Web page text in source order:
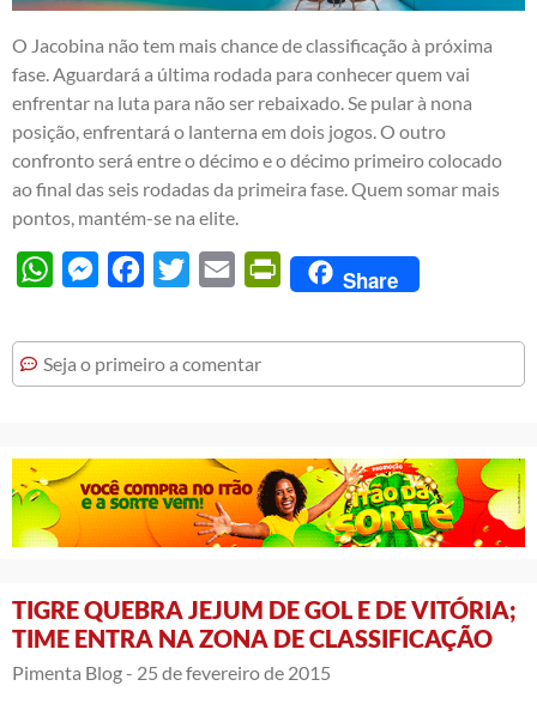
O Jacobina não tem mais chance de classificação à próxima
fase. Aguardará a última rodada para conhecer quem vai
enfrentar na luta para não ser rebaixado. Se pular à nona
posição, enfrentará o lanterna em dois jogos. O outro
confronto será entre o décimo e o décimo primeiro colocado
ao final das seis rodadas da primeira fase. Quem somar mais
pontos, mantém-se na elite.
WhatsAppMessengerFacebook
Twitter Email PrintFriendly
Share
Seja o primeiro a comentar
TIGRE QUEBRA JEJUM DE GOL E DE VITÓRIA;
TIME ENTRA NA ZONA DE CLASSIFICAÇÃO
Pimenta Blog - 25 de fevereiro de 2015